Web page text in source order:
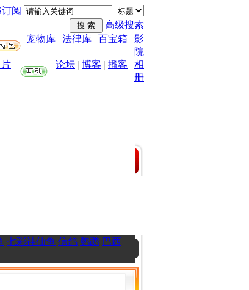
订阅
高级搜索
宠物库 | 法律库 | 百宝箱 | 影
院
论坛 | 博客 | 播客 | 相
册
七彩神仙鱼 信鸽 鹦鹉 巴西